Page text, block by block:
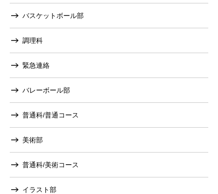
バスケットボール部
調理科
緊急連絡
バレーボール部
普通科/普通コース
美術部
普通科/美術コース
イラスト部